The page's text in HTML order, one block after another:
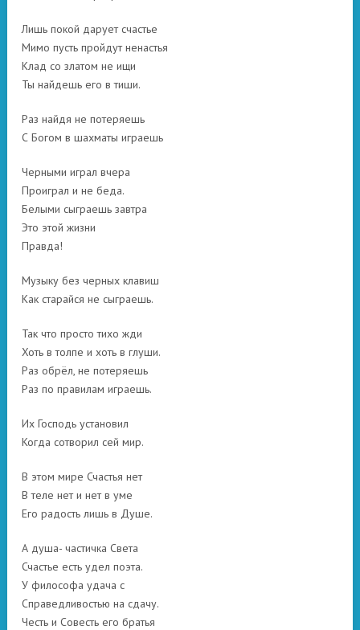
Лишь покой дарует счастье
Мимо пусть пройдут ненастья
Клад со златом не ищи
Ты найдешь его в тиши.
Раз найдя не потеряешь
С Богом в шахматы играешь
Черными играл вчера
Проиграл и не беда.
Белыми сыграешь завтра
Это этой жизни
Правда!
Музыку без черных клавиш
Как старайся не сыграешь.
Так что просто тихо жди
Хоть в толпе и хоть в глуши.
Раз обрёл, не потеряешь
Раз по правилам играешь.
Их Господь установил
Когда сотворил сей мир.
В этом мире Счастья нет
В теле нет и нет в уме
Его радость лишь в Душе.
А душа- частичка Света
Счастье есть удел поэта.
У философа удача с
Справедливостью на сдачу.
Честь и Совесть его братья